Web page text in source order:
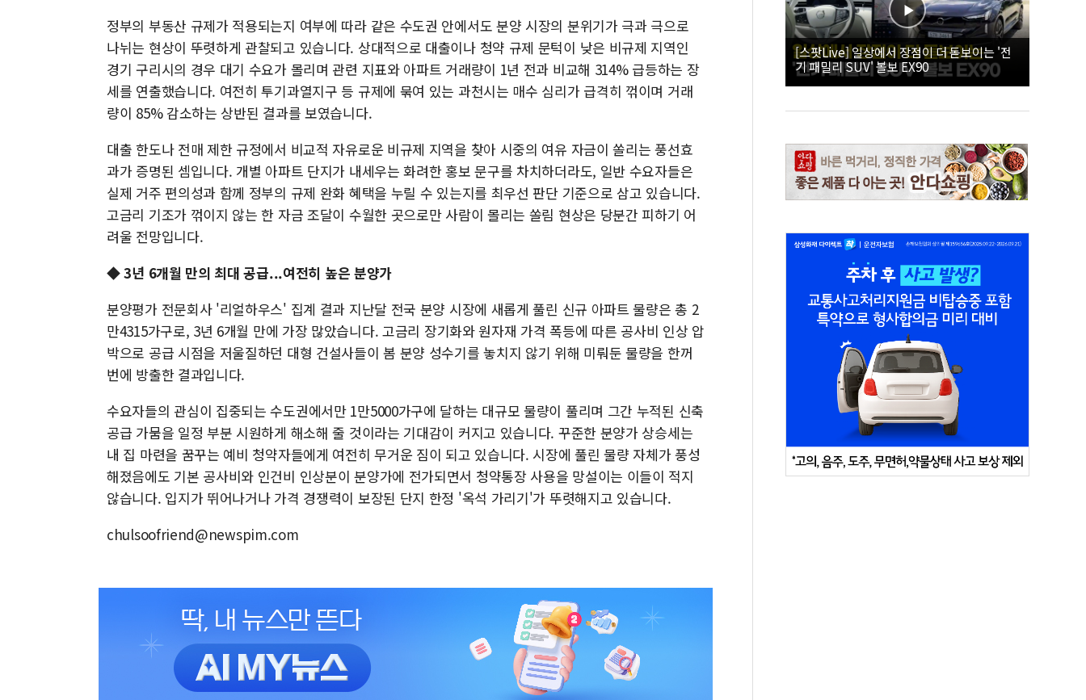
정부의 부동산 규제가 적용되는지 여부에 따라 같은 수도권 안에서도 분양 시장의 분위기가 극과 극으로
나뉘는 현상이 뚜렷하게 관찰되고 있습니다. 상대적으로 대출이나 청약 규제 문턱이 낮은 비규제 지역인
경기 구리시의 경우 대기 수요가 몰리며 관련 지표와 아파트 거래량이 1년 전과 비교해 314% 급등하는 장
세를 연출했습니다. 여전히 투기과열지구 등 규제에 묶여 있는 과천시는 매수 심리가 급격히 꺾이며 거래
량이 85% 감소하는 상반된 결과를 보였습니다.
대출 한도나 전매 제한 규정에서 비교적 자유로운 비규제 지역을 찾아 시중의 여유 자금이 쏠리는 풍선효
과가 증명된 셈입니다. 개별 아파트 단지가 내세우는 화려한 홍보 문구를 차치하더라도, 일반 수요자들은
실제 거주 편의성과 함께 정부의 규제 완화 혜택을 누릴 수 있는지를 최우선 판단 기준으로 삼고 있습니다.
고금리 기조가 꺾이지 않는 한 자금 조달이 수월한 곳으로만 사람이 몰리는 쏠림 현상은 당분간 피하기 어
려울 전망입니다.
◆ 3년 6개월 만의 최대 공급...여전히 높은 분양가
분양평가 전문회사 '리얼하우스' 집계 결과 지난달 전국 분양 시장에 새롭게 풀린 신규 아파트 물량은 총 2
만4315가구로, 3년 6개월 만에 가장 많았습니다. 고금리 장기화와 원자재 가격 폭등에 따른 공사비 인상 압
박으로 공급 시점을 저울질하던 대형 건설사들이 봄 분양 성수기를 놓치지 않기 위해 미뤄둔 물량을 한꺼
번에 방출한 결과입니다.
수요자들의 관심이 집중되는 수도권에서만 1만5000가구에 달하는 대규모 물량이 풀리며 그간 누적된 신축
공급 가뭄을 일정 부분 시원하게 해소해 줄 것이라는 기대감이 커지고 있습니다. 꾸준한 분양가 상승세는
내 집 마련을 꿈꾸는 예비 청약자들에게 여전히 무거운 짐이 되고 있습니다. 시장에 풀린 물량 자체가 풍성
해졌음에도 기본 공사비와 인건비 인상분이 분양가에 전가되면서 청약통장 사용을 망설이는 이들이 적지
않습니다. 입지가 뛰어나거나 가격 경쟁력이 보장된 단지 한정 '옥석 가리기'가 뚜렷해지고 있습니다.
chulsoofriend@newspim.com
[스팟Live] 일상에서 장점이 더 돋보이는 '전
기 패밀리 SUV' 볼보 EX90